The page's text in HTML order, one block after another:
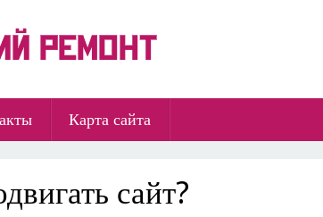
Карта сайта
сайт?